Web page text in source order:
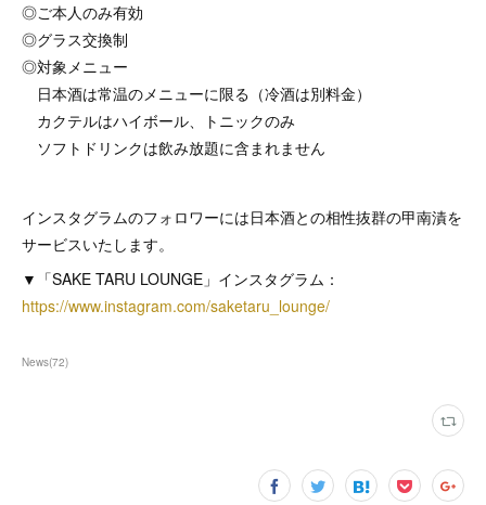
◎ご本人のみ有効
◎グラス交換制
◎対象メニュー
日本酒は常温のメニューに限る（冷酒は別料金）
カクテルはハイボール、トニックのみ
ソフトドリンクは飲み放題に含まれません
インスタグラムのフォロワーには日本酒との相性抜群の甲南漬を
サービスいたします。
▼「SAKE TARU LOUNGE」インスタグラム：
https://www.instagram.com/saketaru_lounge/
News(72)